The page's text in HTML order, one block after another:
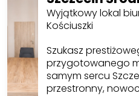
Wyjątkowy lokal
Kościuszki
Szukasz
przygotowanego
samym sercu
przestronny,